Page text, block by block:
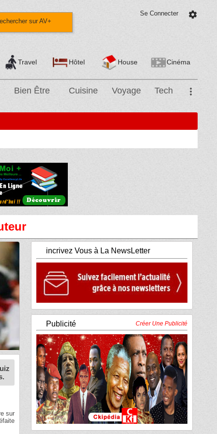
sur AV+
settings
Se Connecter
Travel Hôtel House Cinéma
Bien Être Cuisine Voyage Tech more_vert
sur
incrivez Vous à La NewsLetter
Publicité Créer Une Publicité